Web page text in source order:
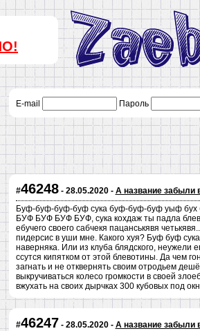
E-mail Пароль
#46248- 28.05.2020 - А название забыли
Буф-буф-буф-буф сука буф-буф-буф уыф
БУФ БУФ БУФ БУФ, сука кохдаж ты падла
ебучего своего сабчекя пацанськявя
пидерсис в уши мне. Какого хуя? Буф буф
наверняка. Или из клуба блядского, неужели
ссутся кипятком от этой блевотины. Да чем
загнать и не отквернять своим отродьем
выкручиваться колесо громкости в своей
вжухать на своих дырчках 300 кубовых под
#46247 - 28.05.2020 - А название забыли